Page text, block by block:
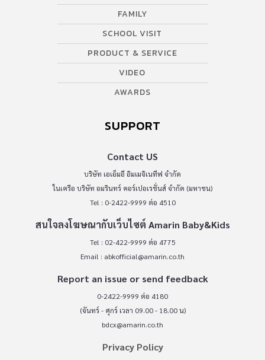
FAMILY
SCHOOL VISIT
PRODUCT & SERVICE
VIDEO
AWARDS
SUPPORT
Contact US
บริษัท เอเอ็มอี อิมเมจิเนทีฟ จำกัด
ในเครือ บริษัท อมรินทร์ คอร์เปอเรชั่นส์ จำกัด (มหาชน)
Tel : 0-2422-9999 ต่อ 4510
สนใจลงโฆษณากับเว็บไซต์ Amarin Baby&Kids
Tel : 02-422-9999 ต่อ 4775
Email : abkofficial@amarin.co.th
Report an issue or send feedback
0-2422-9999 ต่อ 4180
(จันทร์ - ศุกร์ เวลา 09.00 - 18.00 น)
bdcx@amarin.co.th
Privacy Policy